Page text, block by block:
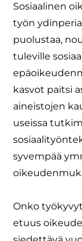
Sosiaalinen
työn
puolustaa,
tuleville
kasvot paitsi
aineistojen
useissa
syvempää
Onko
etuus